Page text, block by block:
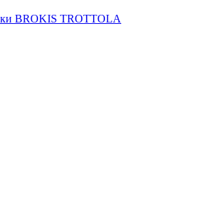
BROKIS TROTTOLA